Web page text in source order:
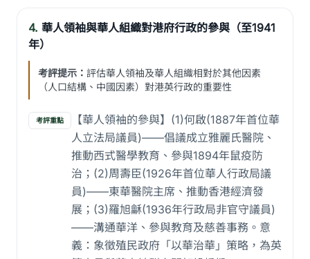
4. 華人領袖與華人組織對港府行政的參與（至1941
年）
考評提示： 評估華人領袖及華人組織相對於其他因素
（人口結構、中國因素）對港英行政的重要性
考評重點
【華人領袖的參與】(1)何啟(1887年首位華
人立法局議員)——倡議成立雅麗氏醫院、
推動西式醫學教育、參與1894年鼠疫防
治；(2)周壽臣(1926年首位華人行政局議
員)——東華醫院主席、推動香港經濟發
展；(3)羅旭龢(1936年行政局非官守議員)
——溝通華洋、參與教育及慈善事務。意
義：象徵殖民政府「以華治華」策略，為英